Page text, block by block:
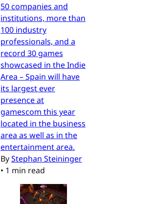
50 companies and
institutions, more than
100 industry
professionals, and a
record 30 games
showcased in the Indie
Area – Spain will have
its largest ever
presence at
gamescom this year
located in the business
area as well as in the
entertainment area.
ByStephan Steininger
• 1 min read